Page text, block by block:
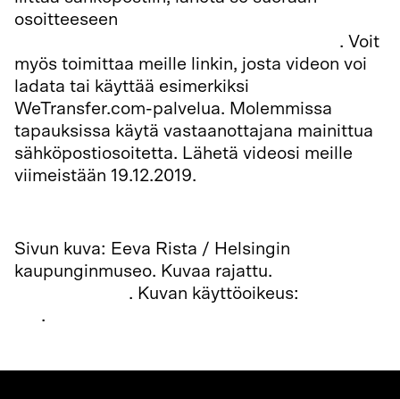
osoitteeseen
. Voit
myös toimittaa meille linkin, josta videon voi
ladata tai käyttää esimerkiksi
WeTransfer.com-palvelua. Molemmissa
tapauksissa käytä vastaanottajana mainittua
sähköpostiosoitetta. Lähetä videosi meille
viimeistään 19.12.2019.
Sivun kuva: Eeva Rista / Helsingin
kaupunginmuseo. Kuvaa rajattu.
. Kuvan käyttöoikeus:
.